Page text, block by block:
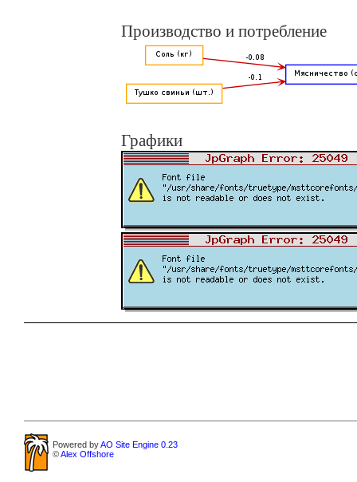
Производство и потребление
Графики
Powered byAO Site Engine 0.23
©Alex Offshore